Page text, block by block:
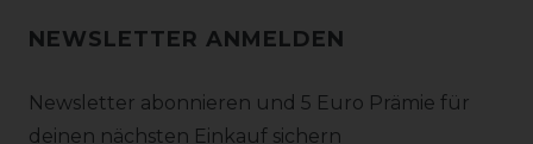
NEWSLETTER ANMELDEN
Newsletter abonnieren und 5 Euro Prämie für
deinen nächsten Einkauf sichern